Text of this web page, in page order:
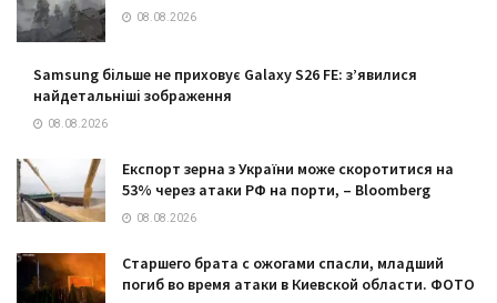
08.08.2026
Samsung більше не приховує Galaxy S26 FE: з’явилися
найдетальніші зображення
08.08.2026
Експорт зерна з України може скоротитися на
53% через атаки РФ на порти, – Bloomberg
08.08.2026
Старшего брата с ожогами спасли, младший
погиб во время атаки в Киевской области. ФОТО